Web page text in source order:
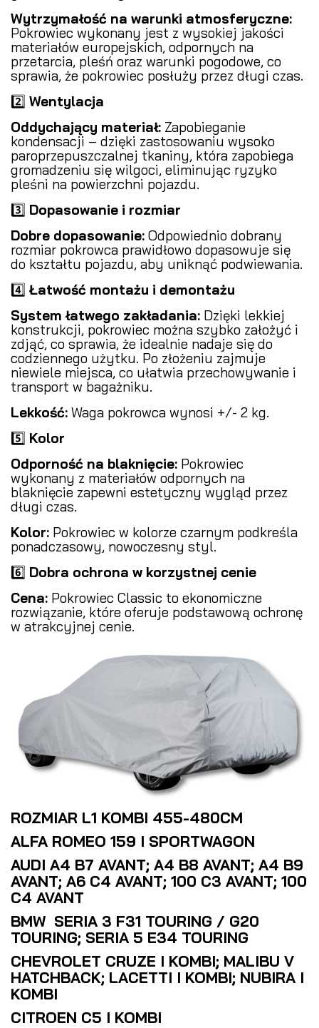
Wytrzymałość na warunki atmosferyczne:
Pokrowiec wykonany jest z wysokiej jakości
materiałów europejskich, odpornych na
przetarcia, pleśń oraz warunki pogodowe, co
sprawia, że pokrowiec posłuży przez długi czas.
2️⃣ Wentylacja
Oddychający materiał: Zapobieganie
kondensacji – dzięki zastosowaniu wysoko
paroprzepuszczalnej tkaniny, która zapobiega
gromadzeniu się wilgoci, eliminując ryzyko
pleśni na powierzchni pojazdu.
3️⃣ Dopasowanie i rozmiar
Dobre dopasowanie: Odpowiednio dobrany
rozmiar pokrowca prawidłowo dopasowuje się
do kształtu pojazdu, aby uniknąć podwiewania.
4️⃣ Łatwość montażu i demontażu
System łatwego zakładania: Dzięki lekkiej
konstrukcji, pokrowiec można szybko założyć i
zdjąć, co sprawia, że idealnie nadaje się do
codziennego użytku. Po złożeniu zajmuje
niewiele miejsca, co ułatwia przechowywanie i
transport w bagażniku.
Lekkość: Waga pokrowca wynosi +/- 2 kg.
5️⃣ Kolor
Odporność na blaknięcie: Pokrowiec
wykonany z materiałów odpornych na
blaknięcie zapewni estetyczny wygląd przez
długi czas.
Kolor: Pokrowiec w kolorze czarnym podkreśla
ponadczasowy, nowoczesny styl.
6️⃣ Dobra ochrona w korzystnej cenie
Cena: Pokrowiec Classic to ekonomiczne
rozwiązanie, które oferuje podstawową ochronę
w atrakcyjnej cenie.
ROZMIAR L1 KOMBI 455-480CM
ALFA ROMEO 159 I SPORTWAGON
AUDI A4 B7 AVANT; A4 B8 AVANT; A4 B9
AVANT; A6 C4 AVANT; 100 C3 AVANT; 100
C4 AVANT
BMW SERIA 3 F31 TOURING / G20
TOURING; SERIA 5 E34 TOURING
CHEVROLET CRUZE I KOMBI; MALIBU V
HATCHBACK; LACETTI I KOMBI; NUBIRA I
KOMBI
CITROEN C5 I KOMBI